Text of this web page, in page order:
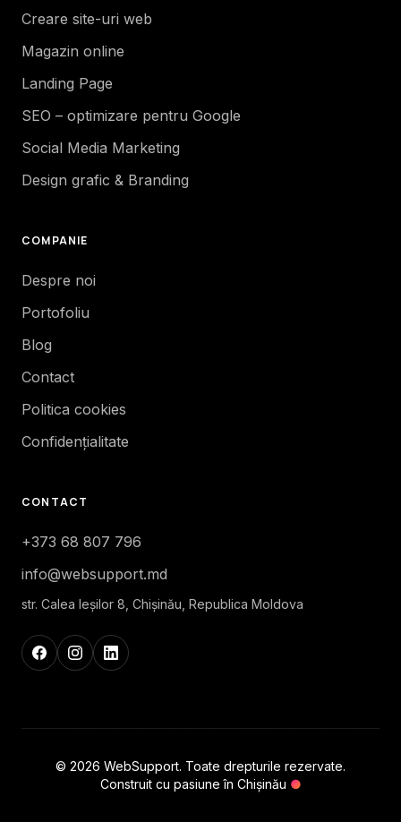
Creare site-uri web
Magazin online
Landing Page
SEO – optimizare pentru Google
Social Media Marketing
Design grafic & Branding
COMPANIE
Despre noi
Portofoliu
Blog
Contact
Politica cookies
Confidențialitate
CONTACT
+373 68 807 796
info@websupport.md
str. Calea Ieşilor 8, Chișinău, Republica Moldova
© 2026 WebSupport. Toate drepturile rezervate.
Construit cu pasiune în Chișinău ●